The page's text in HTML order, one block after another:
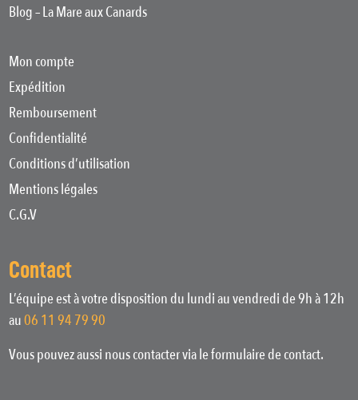
Blog – La Mare aux Canards
Mon compte
Expédition
Remboursement
Confidentialité
Conditions d’utilisation
Mentions légales
C.G.V
Contact
L’équipe est à votre disposition du lundi au vendredi de 9h à 12h
au06 11 94 79 90
Vous pouvez aussi nous contacter via le formulaire de contact.